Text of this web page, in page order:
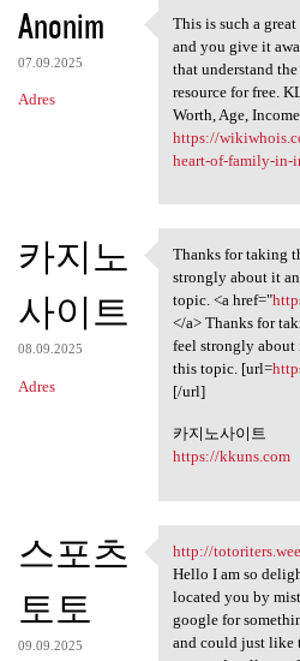
Anonim
07.09.2025
Adres
This is such a
This is such a
and you give it
that understand
resource for free.
Worth, Age,
https://
heart-of-family-in-
카지노
사이트
08.09.2025
Adres
Thanks for
Thanks for taking
strongly about it
topic. <a href="
</a> Thanks for
feel strongly about
this topic. [url=
[/url]
카지노사이트
https://kkuns.com
스포츠
토토
09.09.2025
http://
http://
Hello I am so
located you by
google for
and could just like